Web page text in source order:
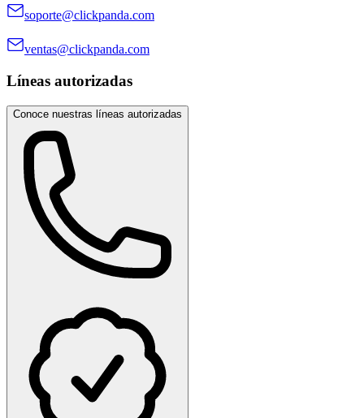
soporte@clickpanda.com
ventas@clickpanda.com
Líneas autorizadas
Conoce nuestras líneas autorizadas